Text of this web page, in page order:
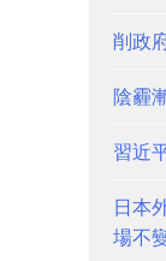
削政
陰霾
習近
日本
場不